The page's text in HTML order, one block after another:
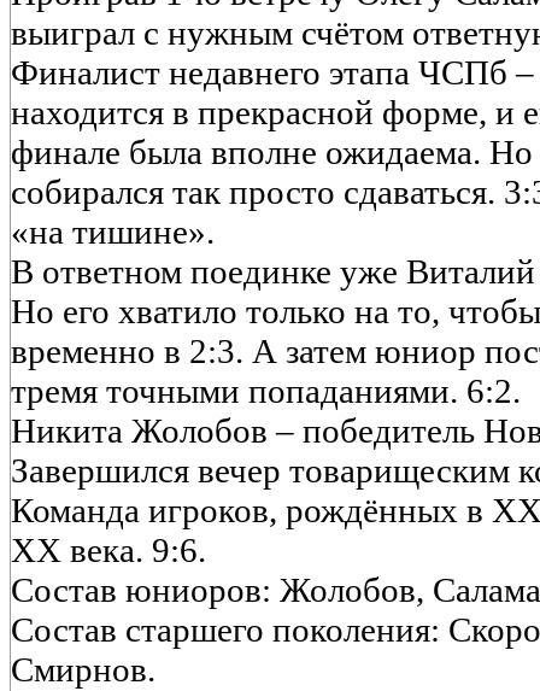
выиграл с нужным счётом
Финалист недавнего этапа ЧСПб
находится в прекрасной форме, и
финале была вполне ожидаема. Но
собирался так просто сдаваться.
«на тишине».
В ответном поединке уже
Но его хватило только на то,
временно в 2:3. А затем юниор
тремя точными попаданиями. 6:2.
Никита Жолобов – победитель
Завершился вечер товарищеским
Команда игроков, рождённых в
XX века. 9:6.
Состав юниоров: Жолобов,
Состав старшего поколения:
Смирнов.